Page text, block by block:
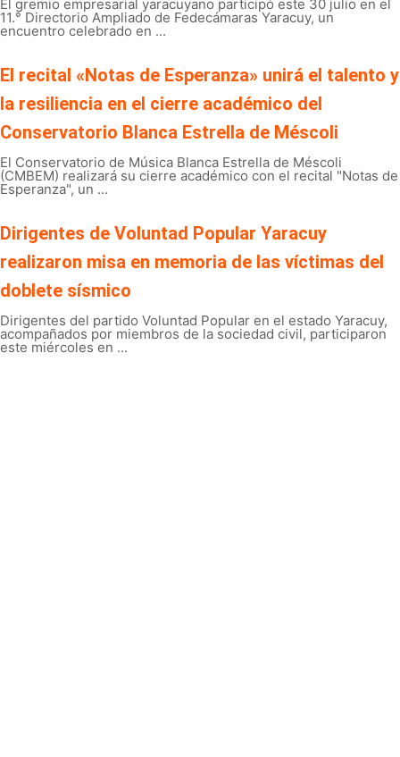
El gremio empresarial yaracuyano participó este 30 julio en el
11.° Directorio Ampliado de Fedecámaras Yaracuy, un
encuentro celebrado en ...
El recital «Notas de Esperanza» unirá el talento y
la resiliencia en el cierre académico del
Conservatorio Blanca Estrella de Méscoli
El Conservatorio de Música Blanca Estrella de Méscoli
(CMBEM) realizará su cierre académico con el recital "Notas de
Esperanza", un ...
Dirigentes de Voluntad Popular Yaracuy
realizaron misa en memoria de las víctimas del
doblete sísmico
Dirigentes del partido Voluntad Popular en el estado Yaracuy,
acompañados por miembros de la sociedad civil, participaron
este miércoles en ...